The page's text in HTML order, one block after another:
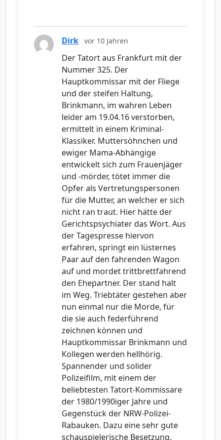
Dirk vor 10 Jahren
Der Tatort aus Frankfurt mit der
Nummer 325. Der
Hauptkommissar mit der Fliege
und der steifen Haltung,
Brinkmann, im wahren Leben
leider am 19.04.16 verstorben,
ermittelt in einem Kriminal-
Klassiker. Muttersöhnchen und
ewiger Mama-Abhängige
entwickelt sich zum Frauenjäger
und -mörder, tötet immer die
Opfer als Vertretungspersonen
für die Mutter, an welcher er sich
nicht ran traut. Hier hätte der
Gerichtspsychiater das Wort. Aus
der Tagespresse hiervon
erfahren, springt ein lüsternes
Paar auf den fahrenden Wagon
auf und mordet trittbrettfahrend
den Ehepartner. Der stand halt
im Weg. Triebtäter gestehen aber
nun einmal nur die Morde, für
die sie auch federführend
zeichnen können und
Hauptkommissar Brinkmann und
Kollegen werden hellhörig.
Spannender und solider
Polizeifilm, mit einem der
beliebtesten Tatort-Kommissare
der 1980/1990iger Jahre und
Gegenstück der NRW-Polizei-
Rabauken. Dazu eine sehr gute
schauspielerische Besetzung.